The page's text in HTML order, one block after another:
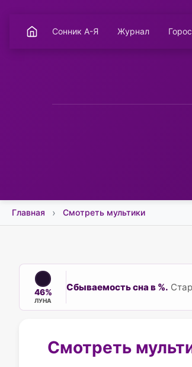
Сонник А-Я Журнал
Главная Смотреть мультики
46%
ЛУНА
Сбываемость сна в %.
Смотреть